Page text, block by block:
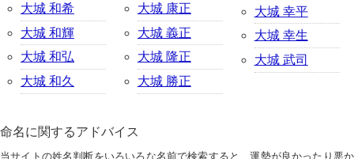
大城 和希
大城 和輝
大城 和弘
大城 和久
大城 康正
大城 義正
大城 隆正
大城 勝正
大城 幸平
大城 幸生
大城 武司
命名に関するアドバイス
当サイトの姓名判断をいろいろな名前で検索すると、運勢が良かったり悪か